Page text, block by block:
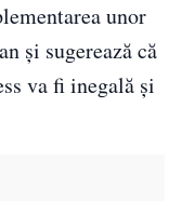
unor
și sugerează că
va fi inegală și